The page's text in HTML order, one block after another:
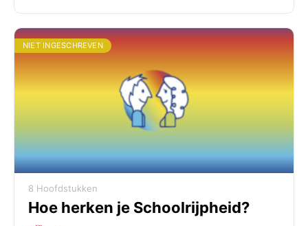
alles in huis om leerlingen echt centraal te zetten.
NIET INGESCHREVEN
8 Hoofdstukken
Hoe herken je Schoolrijpheid?